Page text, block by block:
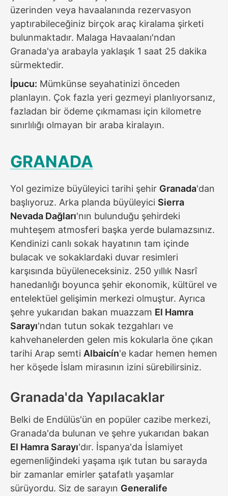
üzerinden veya havaalanında rezervasyon
yaptırabileceğiniz birçok araç kiralama şirketi
bulunmaktadır. Malaga Havaalanı'ndan
Granada'ya arabayla yaklaşık 1 saat 25 dakika
sürmektedir.
İpucu: Mümkünse seyahatinizi önceden
planlayın. Çok fazla yeri gezmeyi planlıyorsanız,
fazladan bir ödeme çıkmaması için kilometre
sınırlılığı olmayan bir araba kiralayın.
GRANADA
Yol gezimize büyüleyici tarihi şehir Granada'dan
başlıyoruz. Arka planda büyüleyici Sierra
Nevada Dağları'nın bulunduğu şehirdeki
muhteşem atmosferi başka yerde bulamazsınız.
Kendinizi canlı sokak hayatının tam içinde
bulacak ve sokaklardaki duvar resimleri
karşısında büyüleneceksiniz. 250 yıllık Nasrî
hanedanlığı boyunca şehir ekonomik, kültürel ve
entelektüel gelişimin merkezi olmuştur. Ayrıca
şehre yukarıdan bakan muazzam El Hamra
Sarayı'ndan tutun sokak tezgahları ve
kahvehanelerden gelen mis kokularla öne çıkan
tarihi Arap semti Albaicín'e kadar hemen hemen
her köşede İslam mirasının izini sürebilirsiniz.
Granada'da Yapılacaklar
Belki de Endülüs'ün en popüler cazibe merkezi,
Granada'da bulunan ve şehre yukarıdan bakan
El Hamra Sarayı'dır. İspanya'da İslamiyet
egemenliğindeki yaşama ışık tutan bu sarayda
bir zamanlar emirler şatafatlı yaşamlar
sürüyordu. Siz de sarayın Generalife